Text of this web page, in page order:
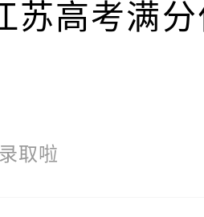
苏高考满
录取啦